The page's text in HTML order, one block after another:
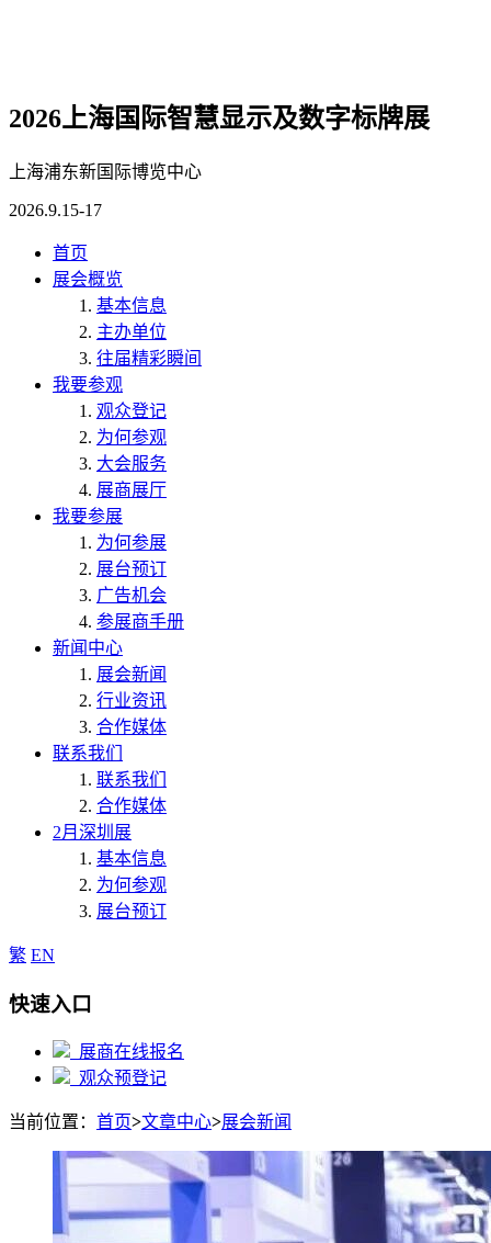
2026上海国际智慧显示及数字标牌展
上海浦东新国际博览中心
2026.9.15-17
首页
展会概览
基本信息
主办单位
往届精彩瞬间
我要参观
观众登记
为何参观
大会服务
展商展厅
我要参展
为何参展
展台预订
广告机会
参展商手册
新闻中心
展会新闻
行业资讯
合作媒体
联系我们
联系我们
合作媒体
2月深圳展
基本信息
为何参观
展台预订
繁 EN
快速入口
展商在线报名
观众预登记
当前位置： 首页>文章中心>展会新闻